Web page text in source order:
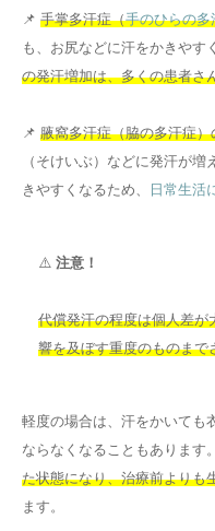
📌 手掌多汗症（手のひらの多
も、お尻などに汗をかきやす
の発汗増加は、多くの患者さ
📌 腋窩多汗症（脇の多汗症）
（そけいぶ）などに発汗が
きやすくなるため、
日常生活
⚠️ 注意！
代償発汗の程度は個人差が
響を及ぼす重度のものまで
軽度の場合は、汗をかいても
ならなくなることもあります
た状態になり、治療前よりも
ます。